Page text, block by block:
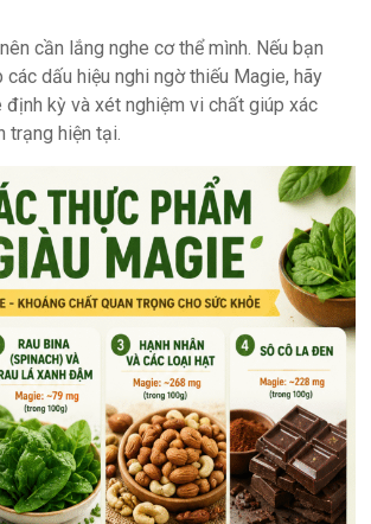
cần lắng nghe cơ thể mình. Nếu bạn
dấu hiệu nghi ngờ thiếu Magie, hãy
định kỳ và xét nghiệm vi chất giúp xác
trạng hiện tại.